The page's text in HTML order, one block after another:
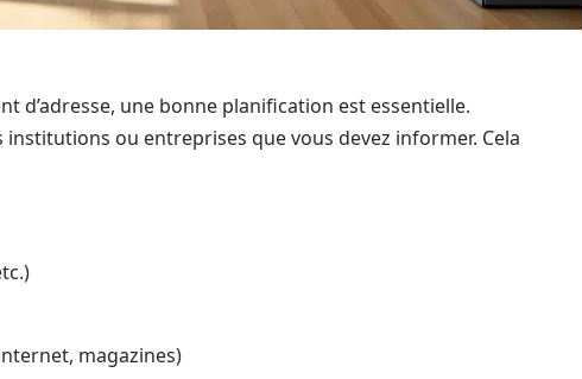
d’adresse, une bonne planification est essentielle.
ou entreprises que vous devez informer. Cela
magazines)